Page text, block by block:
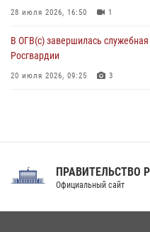
28 июля 2026, 16:50 1
В ОГВ(с) завершилась
Росгвардии
20 июля 2026, 09:25 3
Праздник «Один день с
ПРАВИТЕЛЬСТВО
Официальный сайт